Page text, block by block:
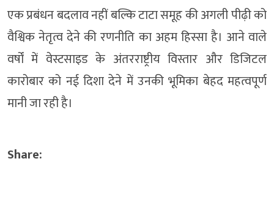
एक प्रबंधन बदलाव नहीं बल्कि टाटा समूह की अगली पीढ़ी को
वैश्विक नेतृत्व देने की रणनीति का अहम हिस्सा है। आने वाले
वर्षों में वेस्टसाइड के अंतरराष्ट्रीय विस्तार और डिजिटल
कारोबार को नई दिशा देने में उनकी भूमिका बेहद महत्वपूर्ण
मानी जा रही है।
Share: